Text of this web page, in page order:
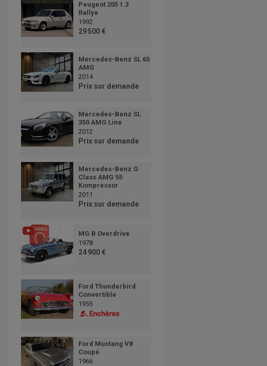
Peugeot 205 1.3
Rallye
1992
29 500 €
Mercedes-Benz SL 65
AMG
2014
Prix sur demande
Mercedes-Benz SL
350 AMG Line
2012
Prix sur demande
Mercedes-Benz G
Class AMG 55
Kompressor
2011
Prix sur demande
MG B Overdrive
1978
24 900 €
Ford Thunderbird
Convertible
1955
Ford Mustang V8
Coupé
1966